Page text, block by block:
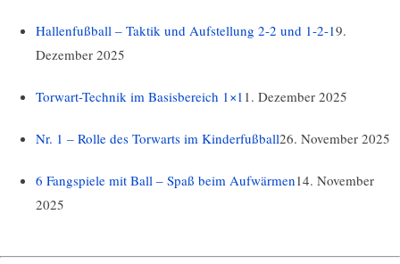
Hallenfußball – Taktik und Aufstellung 2-2 und 1-2-19.
Dezember 2025
Torwart-Technik im Basisbereich 1×1 1. Dezember 2025
Nr. 1 – Rolle des Torwarts im Kinderfußball26. November 2025
6 Fangspiele mit Ball – Spaß beim Aufwärmen14. November
2025